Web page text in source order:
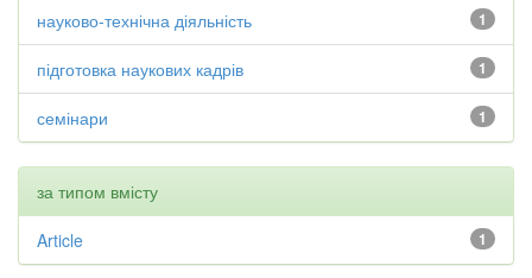
1
науково-технічна діяльність
1
підготовка наукових кадрів
1
семінари
за типом вмісту
1
Article